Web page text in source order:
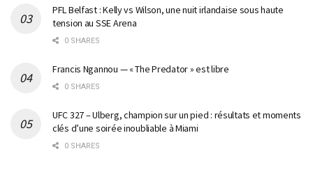
PFL Belfast : Kelly vs Wilson, une nuit irlandaise sous haute
tension au SSE Arena
0 SHARES
Francis Ngannou — « The Predator » est libre
0 SHARES
UFC 327 – Ulberg, champion sur un pied : résultats et moments
clés d’une soirée inoubliable à Miami
0 SHARES